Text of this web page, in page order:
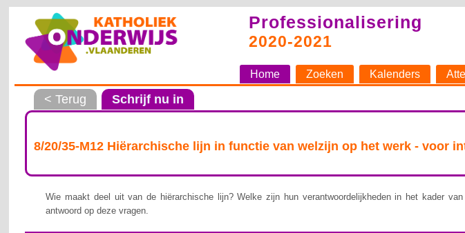
Professionalisering
2020-2021
Home Zoeken Kalenders
< Terug Schrijf nu in
8/20/35-M12 Hiërarchische lijn in functie van welzijn op het werk - voor
Wie maakt deel uit van de hiërarchische lijn? Welke zijn hun verantwoordelijkheden in het kader
antwoord op deze vragen.